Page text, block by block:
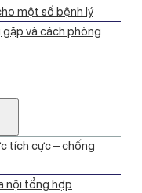
một số bệnh lý
và cách phòng
tích cực – chống
nội tổng hợp